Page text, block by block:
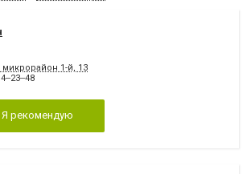
микрорайон 1-й, 13
Я рекомендую